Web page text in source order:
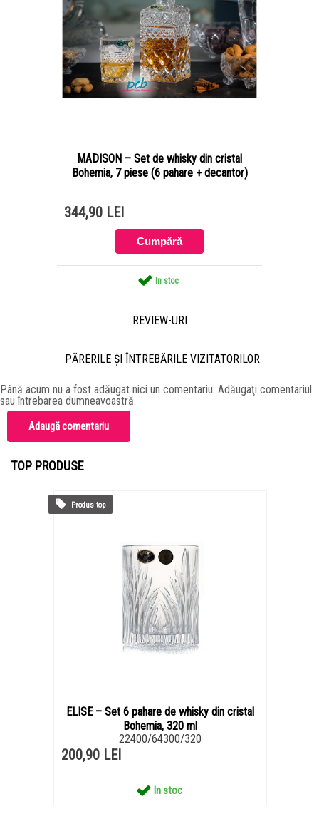
MADISON – Set de whisky din cristal
Bohemia, 7 piese (6 pahare + decantor)
344,90 LEI
In stoc
REVIEW-URI
PĂRERILE ŞI ÎNTREBĂRILE VIZITATORILOR
Până acum nu a fost adăugat nici un comentariu. Adăugaţi comentariul
sau întrebarea dumneavoastră.
Adaugă comentariu
TOP PRODUSE
ELISE – Set 6 pahare de whisky din cristal
Bohemia, 320 ml
22400/64300/320
200,90 LEI
In stoc
Produs top